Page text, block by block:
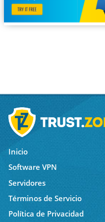
Inicio
Software VPN
Servidores
Términos de Servicio
Política de Privacidad